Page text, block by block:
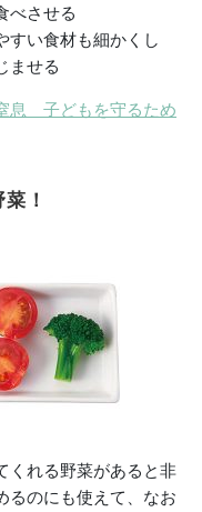
べさせる
すい食材も細かくし
ませる
息 子どもを守るため
！
くれる野菜があると非
るのにも使えて、なお